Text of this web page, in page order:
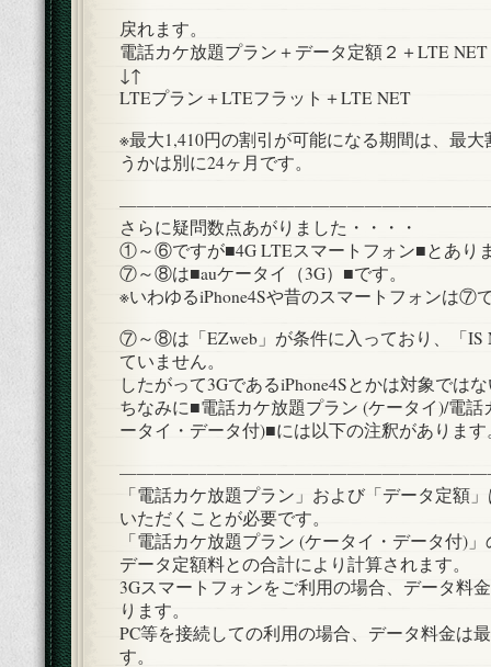
戻れます。
電話カケ放題プラン＋データ定額２＋LTE NET
↓↑
LTEプラン＋LTEフラット＋LTE NET
※最大1,410円の割引が可能になる期間は、最
うかは別に24ヶ月です。
さらに疑問数点あがりました・・・・
①～⑥ですが■4G LTEスマートフォン■とあり
⑦～⑧は■auケータイ（3G）■です。
※いわゆるiPhone4Sや昔のスマートフォンは⑦
⑦～⑧は「EZweb」が条件に入っており、「IS
ていません。
したがって3GであるiPhone4Sとかは対象では
ちなみに■電話カケ放題プラン (ケータイ)/電話
ータイ・データ付)■には以下の注釈があります
「電話カケ放題プラン」および「データ定額
いただくことが必要です。
「電話カケ放題プラン (ケータイ・データ付)
データ定額料との合計により計算されます。
3Gスマートフォンをご利用の場合、データ料
ります。
PC等を接続しての利用の場合、データ料金は
す。